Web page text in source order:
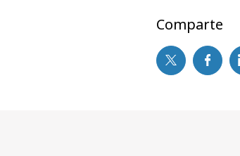
Comparte